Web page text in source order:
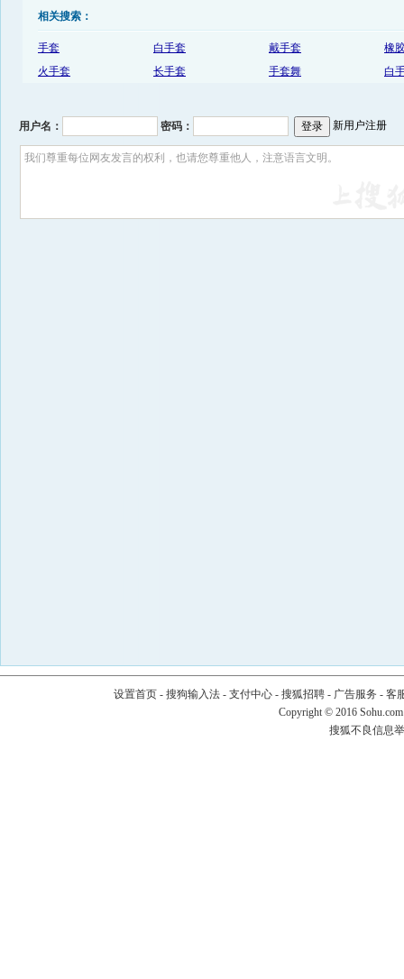
相关搜索：
手套 白手套 戴手套
橡
火手套
长手套 手套舞 白
用户名： 密码： 新用户注册
设置首页- 搜狗输入法- 支付中心- 搜狐招聘- 广告服务 - 客
Copyright © 2016
搜狐不良信息